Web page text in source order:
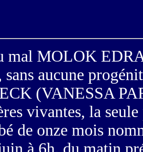
mal MOLOK
sans aucune
(VANESSA
vivantes, la
de onze mois